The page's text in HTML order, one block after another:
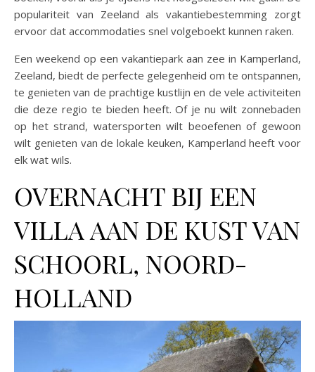
populariteit van Zeeland als vakantiebestemming zorgt
ervoor dat accommodaties snel volgeboekt kunnen raken.
Een weekend op een vakantiepark aan zee in Kamperland,
Zeeland, biedt de perfecte gelegenheid om te ontspannen,
te genieten van de prachtige kustlijn en de vele activiteiten
die deze regio te bieden heeft. Of je nu wilt zonnebaden
op het strand, watersporten wilt beoefenen of gewoon
wilt genieten van de lokale keuken, Kamperland heeft voor
elk wat wils.
OVERNACHT BIJ EEN
VILLA AAN DE KUST VAN
SCHOORL, NOORD-
HOLLAND